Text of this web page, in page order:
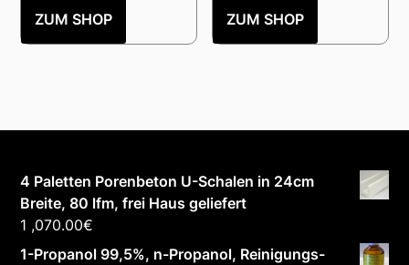
ZUM SHOP ZUM SHOP
4 Paletten Porenbeton U-Schalen in 24cm
Breite, 80 lfm, frei Haus geliefert
1 ,070.00€
1-Propanol 99,5%, n-Propanol, Reinigungs-